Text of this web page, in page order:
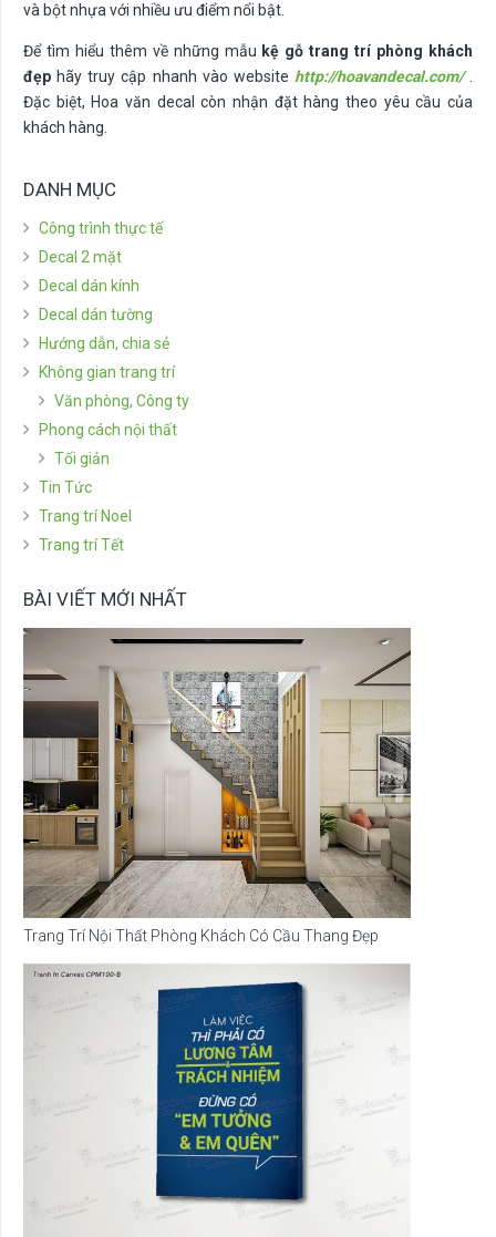
và bột nhựa với nhiều ưu điểm nổi bật.
Để tìm hiểu thêm về những mẫu kệ gỗ trang trí phòng khách
đẹp hãy truy cập nhanh vào website http://hoavandecal.com/.
Đặc biệt, Hoa văn decal còn nhận đặt hàng theo yêu cầu của
khách hàng.
DANH MỤC
Công trình thực tế
Decal 2 mặt
Decal dán kính
Decal dán tường
Hướng dẫn, chia sẻ
Không gian trang trí
Văn phòng, Công ty
Phong cách nội thất
Tối giản
Tin Tức
Trang trí Noel
Trang trí Tết
BÀI VIẾT MỚI NHẤT
Trang Trí Nội Thất Phòng Khách Có Cầu Thang Đẹp